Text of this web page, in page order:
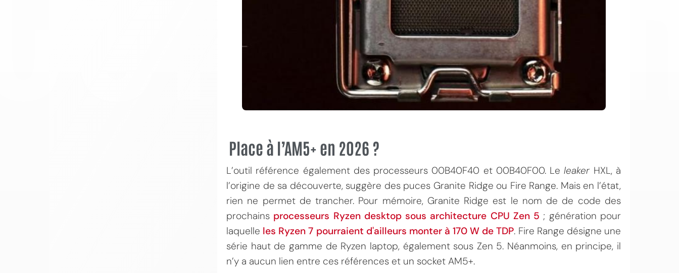
Place à l’AM5+ en 2026 ?
L’outil référence également des processeurs 00B40F40 et 00B40F00. Leleaker HXL, à
l’origine de sa découverte, suggère des puces Granite Ridge ou Fire Range. Mais en l’état,
rien ne permet de trancher. Pour mémoire, Granite Ridge est le nom de de code des
prochains processeurs Ryzen desktop sous architecture CPU Zen 5 ; génération pour
laquelle les Ryzen 7 pourraient d'ailleurs monter à 170 W de TDP. Fire Range désigne une
série haut de gamme de Ryzen laptop, également sous Zen 5. Néanmoins, en principe, il
n’y a aucun lien entre ces références et un socket AM5+.